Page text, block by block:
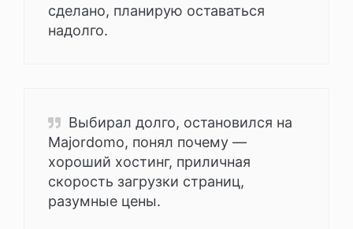
сделано, планирую оставаться
надолго.
Выбирал долго, остановился на
Majordomo, понял почему —
хороший хостинг, приличная
скорость загрузки страниц,
разумные цены.